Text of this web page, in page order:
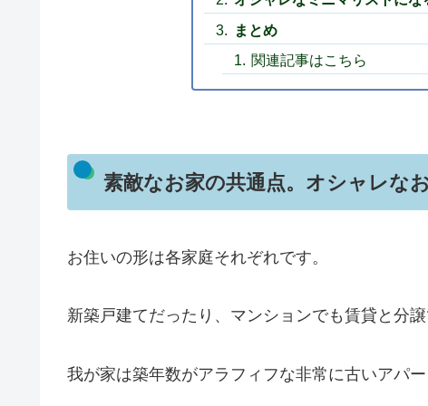
まとめ
関連記事はこちら
素敵なお家の共通点。オシャレな
お住いの形は各家庭それぞれです。
新築戸建てだったり、マンションでも賃貸と分譲
我が家は築年数がアラフィフな非常に古いアパ